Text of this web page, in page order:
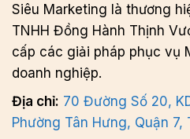
Siêu Marketing là thương
TNHH Đồng Hành Thịnh
cấp các giải pháp phục vụ
doanh nghiệp.
Địa chỉ: 70 Đường Số 20,
Phường Tân Hưng, Quận 7,